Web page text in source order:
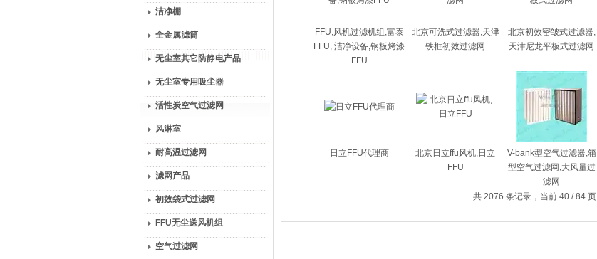
洁净棚
全金属滤筒
无尘室其它防静电产品
无尘室专用吸尘器
活性炭空气过滤网
风淋室
耐高温过滤网
滤网产品
初效袋式过滤网
FFU无尘送风机组
空气过滤网
FFU,风机过滤机组,富泰
FFU, 洁净设备,钢板烤漆
FFU
北京可洗式过滤器,天津
铁框初效过滤网
北京初效密皱式过滤器,
天津尼龙平板式过滤网
日立FFU代理商
北京日立ffu风机,日立
FFU
V-bank型空气过滤器,箱
型空气过滤网,大风量过
滤网
共 2076 条记录，当前 40 / 84 页